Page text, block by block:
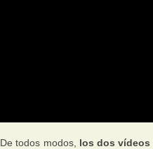
De todos modos, los dos vídeos